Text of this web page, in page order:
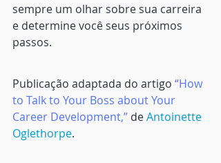
sempre um olhar sobre sua carreira
e determine você seus próximos
passos.
Publicação adaptada do artigo “How
to Talk to Your Boss about Your
Career Development,” de Antoinette
Oglethorpe.